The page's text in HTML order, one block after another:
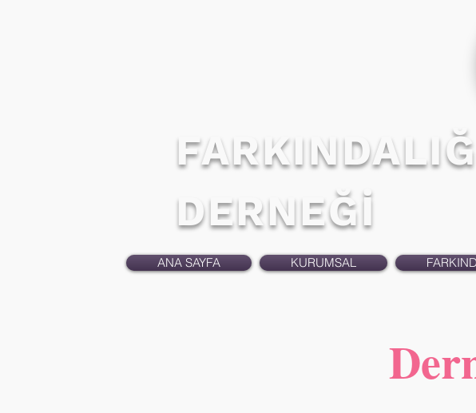
DERNEĞİ
ANA SAYFA KURUMSAL